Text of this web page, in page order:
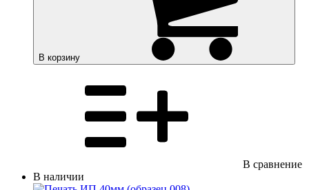
В корзину
В сравнение
В наличии